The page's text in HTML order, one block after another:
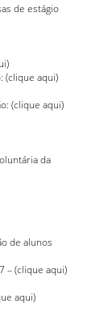
de estágio
)
(clique aqui)
(clique aqui)
da
de alunos
– (clique aqui)
aqui)